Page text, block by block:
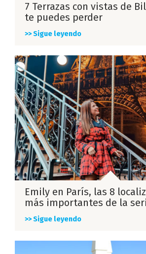
7 Terrazas con vistas de
te puedes perder
>> Sigue leyendo
Emily en París, las 8
más importantes de la
>> Sigue leyendo